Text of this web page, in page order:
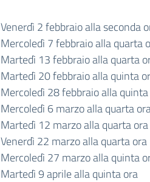
Venerdì 2 febbraio alla seconda
Mercoledì 7 febbraio alla quarta
Martedì 13 febbraio alla quarta
Martedì 20 febbraio alla quinta
Mercoledì 28 febbraio alla
Mercoledì 6 marzo alla quarta
Martedì 12 marzo alla quarta ora
Venerdì 22 marzo alla quarta ora
Mercoledì 27 marzo alla quinta
Martedì 9 aprile alla quinta ora